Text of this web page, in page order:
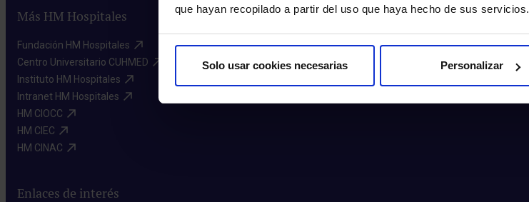
que hayan recopilado a partir del uso que haya hecho de sus servicios.
Solo usar cookies necesarias Personalizar
Más HM Hospitales
Fundación HM Hospitales​
Centro Universitario CUHMED​
Instituto HM Hospitales​
Intranet HM Hospitales​
HM CIOCC​
HM CIEC​
HM CINAC​
Enlaces de interés